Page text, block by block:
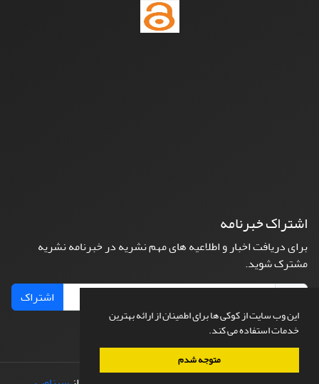
این وب سایت از کوکی ها برای اطمینان از ارائه بهترین
خدمات استفاده می کند.
متوجه شدم
اشتراک خبرنامه
برای دریافت اخبار و اطلاعیه های مهم نشریه در خبرنامه نشریه
مشترک شوید.
اشتراک